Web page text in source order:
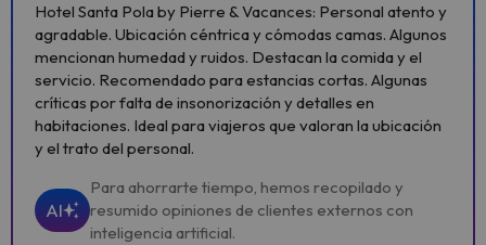
Hotel Santa Pola by Pierre & Vacances: Personal atento y
agradable. Ubicación céntrica y cómodas camas. Algunos
mencionan humedad y ruidos. Destacan la comida y el
servicio. Recomendado para estancias cortas. Algunas
críticas por falta de insonorización y detalles en
habitaciones. Ideal para viajeros que valoran la ubicación
y el trato del personal.
AI
Para ahorrarte tiempo, hemos recopilado y
resumido opiniones de clientes externos con
inteligencia artificial.